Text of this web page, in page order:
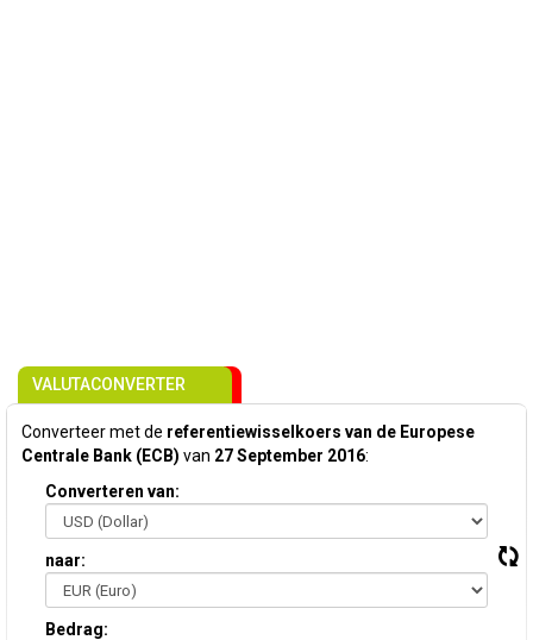
VALUTACONVERTER
Converteer met de referentiewisselkoers van de Europese
Centrale Bank (ECB) van 27 September 2016:
Converteren van:
naar:
Bedrag: